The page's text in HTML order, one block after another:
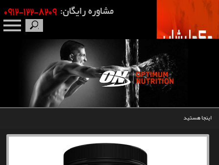
اینجا هستید